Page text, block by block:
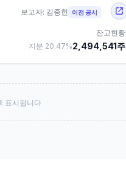
보고자: 김중헌 이전 공시
잔고현황
지분 20.47%2,494,541주
표시됩니다